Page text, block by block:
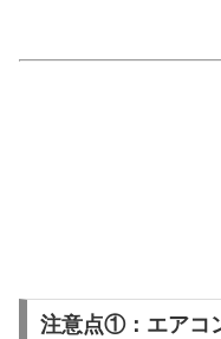
注意点①：エアコ